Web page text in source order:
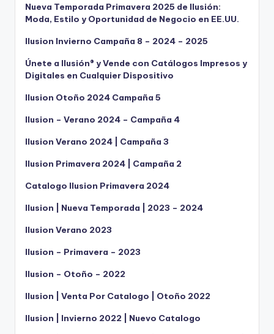
Nueva Temporada Primavera 2025 de Ilusión:
Moda, Estilo y Oportunidad de Negocio en EE.UU.
Ilusion Invierno Campaña 8 – 2024 – 2025
Únete a Ilusión® y Vende con Catálogos Impresos y
Digitales en Cualquier Dispositivo
Ilusion Otoño 2024 Campaña 5
Ilusion – Verano 2024 – Campaña 4
Ilusion Verano 2024 | Campaña 3
Ilusion Primavera 2024 | Campaña 2
Catalogo Ilusion Primavera 2024
Ilusion | Nueva Temporada | 2023 – 2024
Ilusion Verano 2023
Ilusion – Primavera – 2023
Ilusion – Otoño – 2022
Ilusion | Venta Por Catalogo | Otoño 2022
Ilusion | Invierno 2022 | Nuevo Catalogo